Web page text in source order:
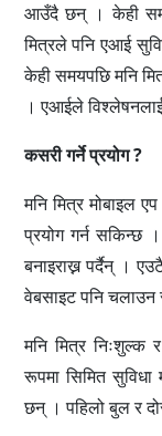
आउँदै छन् । केही
मित्रले पनि एआई
केही समयपछि मनि
। एआईले
कसरी गर्ने प्रयोग ?
मनि मित्र मोबाइल
प्रयोग गर्न सकिन्छ
बनाइराख्न पर्दैन् ।
वेबसाइट पनि चलाउन
मनि मित्र निःशुल्क
रूपमा सिमित
छन् । पहिलो बुल र